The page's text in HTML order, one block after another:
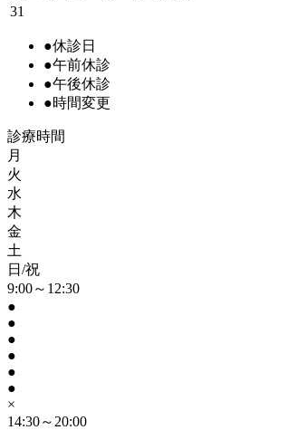
31
●休診日
●午前休診
●午後休診
●時間変更
診療時間
月
火
水
木
金
土
日/祝
9:00～12:30
●
●
●
●
●
●
×
14:30～20:00